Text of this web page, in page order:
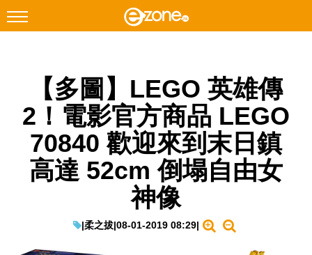
Facebook Instagram
科技焦點
網絡生活
遊戲動漫
IT Times
【多圖】LEGO 英雄傳
2！電影官方商品 LEGO
70840 歡迎來到末日鎮
高達 52cm 倒塌自由女
神像
|柔之拔|08-01-2019 08:29|